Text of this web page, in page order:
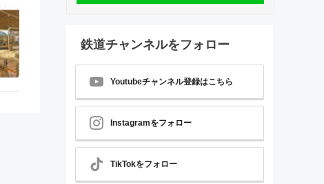
鉄道チャンネルをフォロー
Youtubeチャンネル登録はこちら
Instagramをフォロー
TikTokをフォロー